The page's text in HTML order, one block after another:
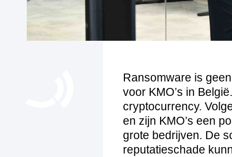
Ransomware is
voor KMO’s in
cryptocurrency.
en zijn KMO’s een
grote bedrijven. De
reputatieschade